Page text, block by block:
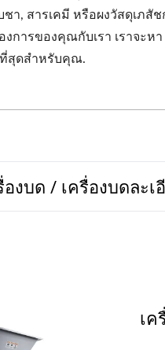
า, สารเคมี หรือผงวัสดุเภสัช
การของคุณกับเรา เราจะหา
สุดสำหรับคุณ.
องบด / เครื่องบดละ
เค